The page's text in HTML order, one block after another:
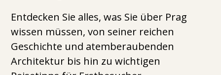
Entdecken Sie alles, was Sie über Prag
wissen müssen, von seiner reichen
Geschichte und atemberaubenden
Architektur bis hin zu wichtigen